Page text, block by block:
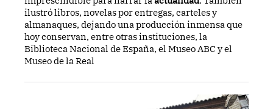
ilustró libros, novelas por entregas, carteles y
almanaques, dejando una producción inmensa que
hoy conservan, entre otras instituciones, la
Biblioteca Nacional de España, el Museo ABC y el
Museo de la Real